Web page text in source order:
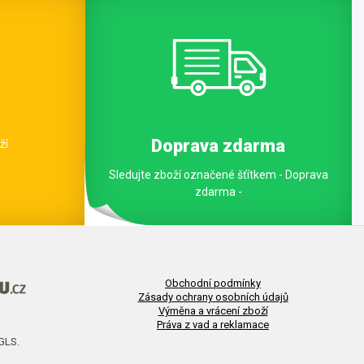
Doprava zdarma
Sledujte zboží označené šťítkem - Doprava
zdarma -
Obchodní podmínky
Zásady ochrany osobních údajů
Výměna a vrácení zboží
Práva z vad a reklamace